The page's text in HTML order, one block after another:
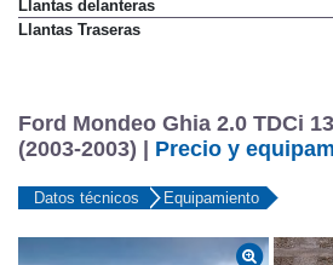
Llantas delanteras
Llantas Traseras
Ford Mondeo Ghia 2.0 TDCi
(2003-2003) | Precio y
Datos técnicos Equipamiento